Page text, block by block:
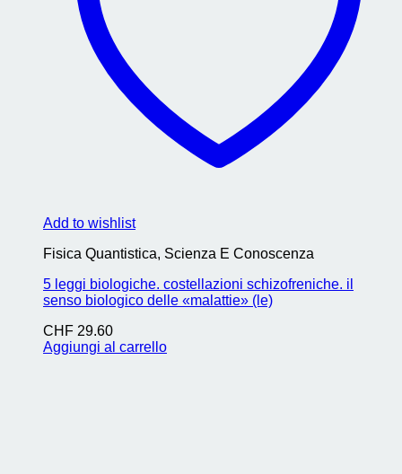
Add to wishlist
Fisica Quantistica, Scienza E Conoscenza
5 leggi biologiche. costellazioni schizofreniche. il
senso biologico delle «malattie» (le)
CHF 29.60
Aggiungi al carrello